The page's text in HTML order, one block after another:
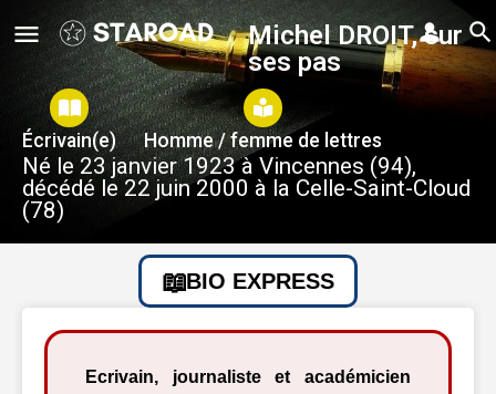
Michel DROIT, sur
ses pas
Écrivain(e) Homme / femme de lettres
Né le 23 janvier 1923 à Vincennes (94),
décédé le 22 juin 2000 à la Celle-Saint-Cloud
(78)
BIO EXPRESS
Ecrivain, journaliste et académicien